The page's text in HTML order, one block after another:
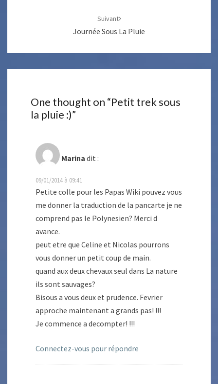
Suivant
Journée Sous La Pluie
One thought on “Petit trek sous
la pluie :)”
Marina dit :
09/01/2014 à 09:41
Petite colle pour les Papas Wiki pouvez vous
me donner la traduction de la pancarte je ne
comprend pas le Polynesien? Merci d
avance.
peut etre que Celine et Nicolas pourrons
vous donner un petit coup de main.
quand aux deux chevaux seul dans La nature
ils sont sauvages?
Bisous a vous deux et prudence. Fevrier
approche maintenant a grands pas! !!!
Je commence a decompter! !!!
Connectez-vous pour répondre